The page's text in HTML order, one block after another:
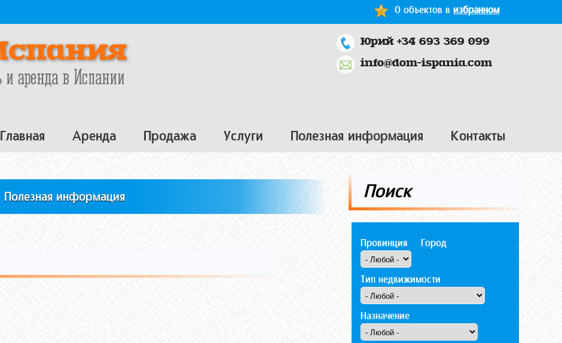
0 объектов в избранном
Юрий +34 693 369 099
info@dom-ispania.com
Главная Аренда Продажа Услуги Полезная информация Контакты
Полезная информация Поиск
Провинция Город
Тип недвижимости
Назначение